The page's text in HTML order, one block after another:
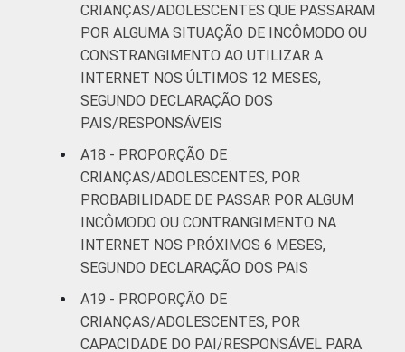
CRIANÇAS/ADOLESCENTES QUE PASSARAM
POR ALGUMA SITUAÇÃO DE INCÔMODO OU
CONSTRANGIMENTO AO UTILIZAR A
INTERNET NOS ÚLTIMOS 12 MESES,
SEGUNDO DECLARAÇÃO DOS
PAIS/RESPONSÁVEIS
A18 - PROPORÇÃO DE
CRIANÇAS/ADOLESCENTES, POR
PROBABILIDADE DE PASSAR POR ALGUM
INCÔMODO OU CONTRANGIMENTO NA
INTERNET NOS PRÓXIMOS 6 MESES,
SEGUNDO DECLARAÇÃO DOS PAIS
A19 - PROPORÇÃO DE
CRIANÇAS/ADOLESCENTES, POR
CAPACIDADE DO PAI/RESPONSÁVEL PARA